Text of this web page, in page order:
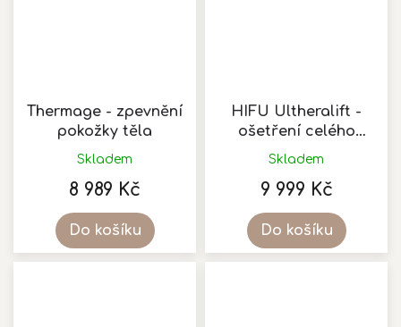
Thermage - zpevnění
pokožky těla
Skladem
8 989 Kč
Do košíku
HIFU Ultheralift -
ošetření celého
obličeje
Průměrné
hodnocení
z
Skladem
9 999 Kč
Do košíku